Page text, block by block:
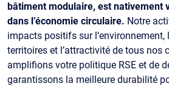
bâtiment modulaire, est nativement
dans l’économie circulaire. Notre
impacts positifs sur l’environnement,
territoires et l’attractivité de tous nos
amplifions votre politique RSE et de
garantissons la meilleure durabilité